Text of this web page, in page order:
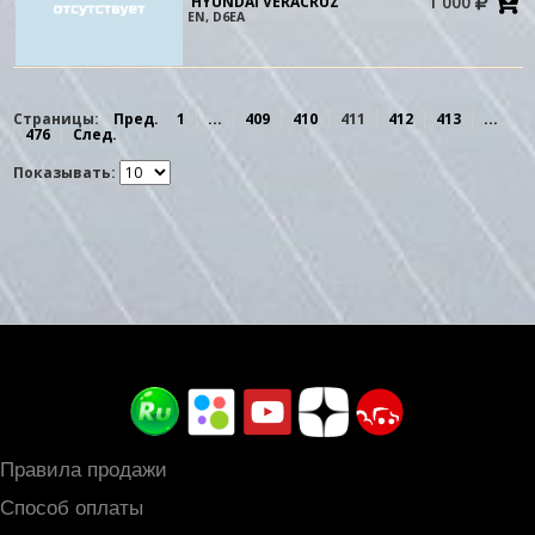
EN, D6EA
Страницы: Пред. 1 ... 409 410 411 412 413 ...
476
След.
Показывать:
Правила продажи
Способ оплаты